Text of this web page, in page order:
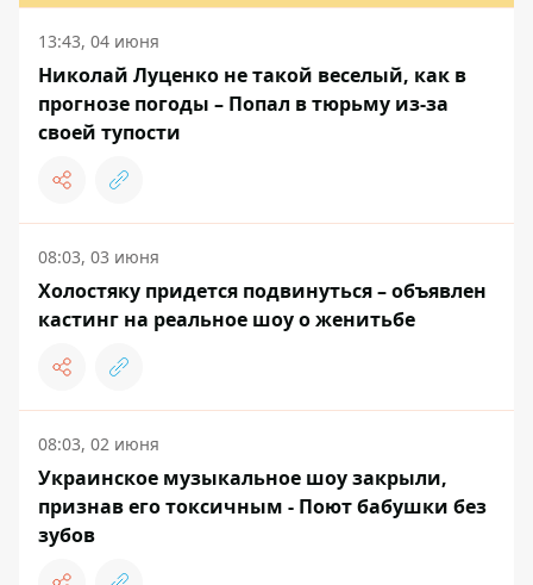
13:43, 04 июня
Николай Луценко не такой веселый, как в
прогнозе погоды – Попал в тюрьму из-за
своей тупости
08:03, 03 июня
Холостяку придется подвинуться – объявлен
кастинг на реальное шоу о женитьбе
08:03, 02 июня
Украинское музыкальное шоу закрыли,
признав его токсичным - Поют бабушки без
зубов